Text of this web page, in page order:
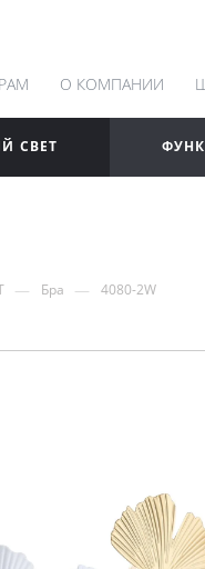
О КОМПАНИИ
СВЕТ
— Бра — 4080-2W